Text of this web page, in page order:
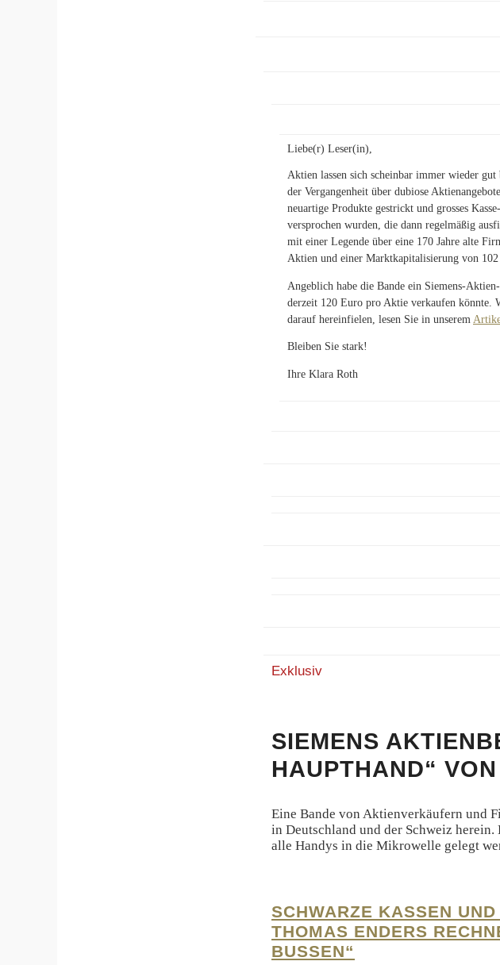
Liebe(r) Leser(in),
Aktien lassen sich scheinbar immer wieder
der Vergangenheit über dubiose
neuartige Produkte gestrickt und grosses
versprochen wurden, die dann regelmäßig
mit einer Legende über eine 170 Jahre alte
Aktien und einer Marktkapitalisierung von
Angeblich habe die Bande ein Siemens-
derzeit 120 Euro pro Aktie verkaufen könnte.
darauf hereinfielen, lesen Sie in unserem
Bleiben Sie stark!
Ihre Klara Roth
Exklusiv
SIEMENS
HAUPTHAND“
Eine Bande von Aktienverkäufern und
in Deutschland und der Schweiz
alle Handys in die Mikrowelle gelegt
SCHWARZE KASSEN
THOMAS ENDERS
BUSSEN“